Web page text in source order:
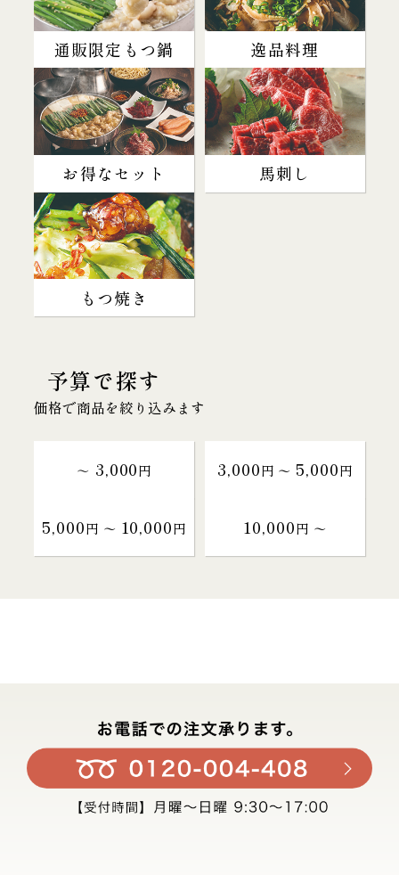
通販限定もつ鍋 逸品料理
お得なセット 馬刺し
もつ焼き
予算で探す
価格で商品を絞り込みます
～ 3,000円 3,000円 〜 5,000円
5,000円 〜 10,000円 10,000円 〜